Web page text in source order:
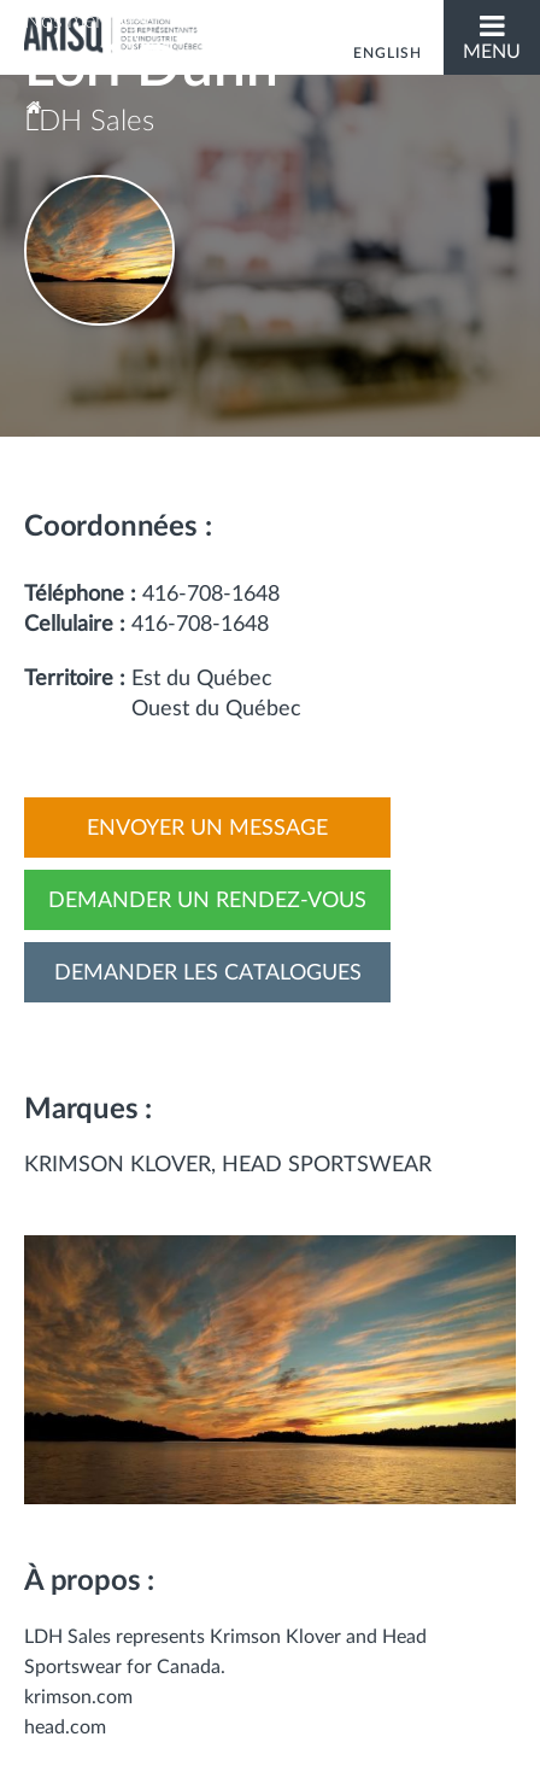
ENGLISH MENU
Vous êtes ici
Nos membres
Lori Dunn
LDH Sales
Coordonnées :
Téléphone : 416-708-1648
Cellulaire : 416-708-1648
Territoire : Est du Québec
Ouest du Québec
ENVOYER UN MESSAGE
DEMANDER UN RENDEZ-VOUS
DEMANDER LES CATALOGUES
Marques :
KRIMSON KLOVER HEAD SPORTSWEAR
À propos :
LDH Sales represents Krimson Klover and Head
Sportswear for Canada.
krimson.com
head.com